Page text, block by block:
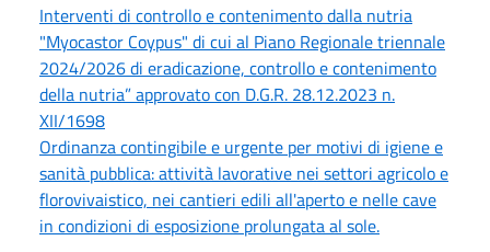
Interventi di controllo e contenimento dalla nutria
"Myocastor Coypus" di cui al Piano Regionale triennale
2024/2026 di eradicazione, controllo e contenimento
della nutria” approvato con D.G.R. 28.12.2023 n.
XII/1698
Ordinanza contingibile e urgente per motivi di igiene e
sanità pubblica: attività lavorative nei settori agricolo e
florovivaistico, nei cantieri edili all'aperto e nelle cave
in condizioni di esposizione prolungata al sole.